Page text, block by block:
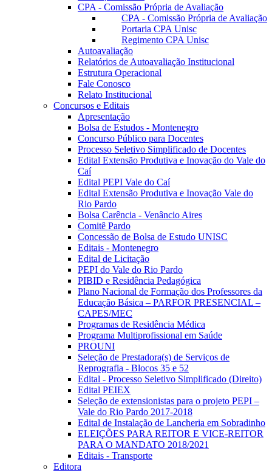
CPA - Comissão Própria de Avaliação
CPA - Comissão Própria de Avaliação
Portaria CPA Unisc
Regimento CPA Unisc
Autoavaliação
Relatórios de Autoavaliação Institucional
Estrutura Operacional
Fale Conosco
Relato Institucional
Concursos e Editais
Apresentação
Bolsa de Estudos - Montenegro
Concurso Público para Docentes
Processo Seletivo Simplificado de Docentes
Edital Extensão Produtiva e Inovação do Vale do
Caí
Edital PEPI Vale do Caí
Edital Extensão Produtiva e Inovação Vale do
Rio Pardo
Bolsa Carência - Venâncio Aires
Comitê Pardo
Concessão de Bolsa de Estudo UNISC
Editais - Montenegro
Edital de Licitação
PEPI do Vale do Rio Pardo
PIBID e Residência Pedagógica
Plano Nacional de Formação dos Professores da
Educação Básica – PARFOR PRESENCIAL –
CAPES/MEC
Programas de Residência Médica
Programa Multiprofissional em Saúde
PROUNI
Seleção de Prestadora(s) de Serviços de
Reprografia - Blocos 35 e 52
Edital - Processo Seletivo Simplificado (Direito)
Edital PEIEX
Seleção de extensionistas para o projeto PEPI –
Vale do Rio Pardo 2017-2018
Edital de Instalação de Lancheria em Sobradinho
ELEIÇÕES PARA REITOR E VICE-REITOR
PARA O MANDATO 2018/2021
Editais - Transporte
Editora